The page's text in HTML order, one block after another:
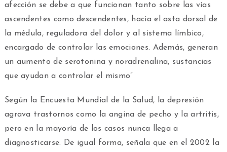
afección se debe a que funcionan tanto sobre las vías
ascendentes como descendentes, hacia el asta dorsal de
la médula, reguladora del dolor y al sistema límbico,
encargado de controlar las emociones. Además, generan
un aumento de serotonina y noradrenalina, sustancias
que ayudan a controlar el mismo”
Según la Encuesta Mundial de la Salud, la depresión
agrava trastornos como la angina de pecho y la artritis,
pero en la mayoría de los casos nunca llega a
diagnosticarse. De igual forma, señala que en el 2002 la